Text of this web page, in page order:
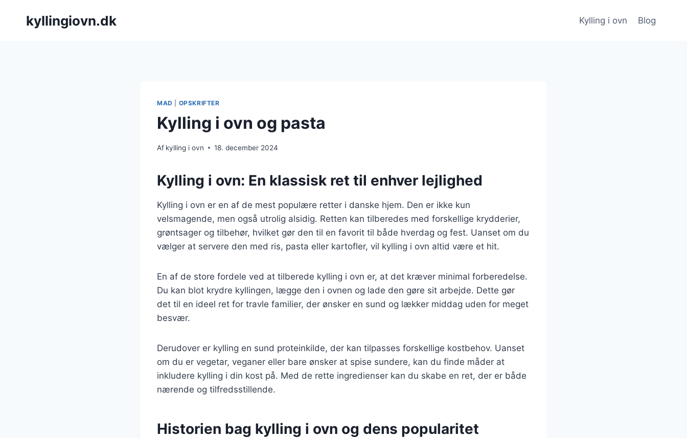
kyllingiovn.dk Kylling i ovn Blog
MAD OPSKRIFTER
Kylling i ovn og pasta
Af kylling i ovn 18. december 2024
Kylling i ovn: En klassisk ret til enhver lejlighed
Kylling i ovn er en af de mest populære retter i danske hjem. Den er ikke kun
velsmagende, men også utrolig alsidig. Retten kan tilberedes med forskellige krydderier,
grøntsager og tilbehør, hvilket gør den til en favorit til både hverdag og fest. Uanset om du
vælger at servere den med ris, pasta eller kartofler, vil kylling i ovn altid være et hit.
En af de store fordele ved at tilberede kylling i ovn er, at det kræver minimal forberedelse.
Du kan blot krydre kyllingen, lægge den i ovnen og lade den gøre sit arbejde. Dette gør
det til en ideel ret for travle familier, der ønsker en sund og lækker middag uden for meget
besvær.
Derudover er kylling en sund proteinkilde, der kan tilpasses forskellige kostbehov. Uanset
om du er vegetar, veganer eller bare ønsker at spise sundere, kan du finde måder at
inkludere kylling i din kost på. Med de rette ingredienser kan du skabe en ret, der er både
nærende og tilfredsstillende.
Historien bag kylling i ovn og dens popularitet